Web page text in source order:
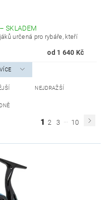
–SKLADEM
určená pro rybáře, kteří
od 1 640 Kč
NEJDRAŽŠÍ
1 2 3 ... 10